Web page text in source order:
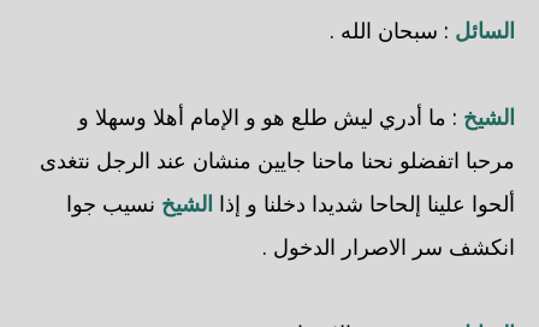
السائل : سبحان الله .
الشيخ : ما أدري ليش طلع هو و الإمام أهلا وسهلا و
مرحبا اتفضلو نحنا ماحنا جايين منشان عند الرجل نتغدى
ألحوا علينا إلحاحا شديدا دخلنا و إذا الشيخ نسيب جوا
انكشف سر الاصرار الدخول .